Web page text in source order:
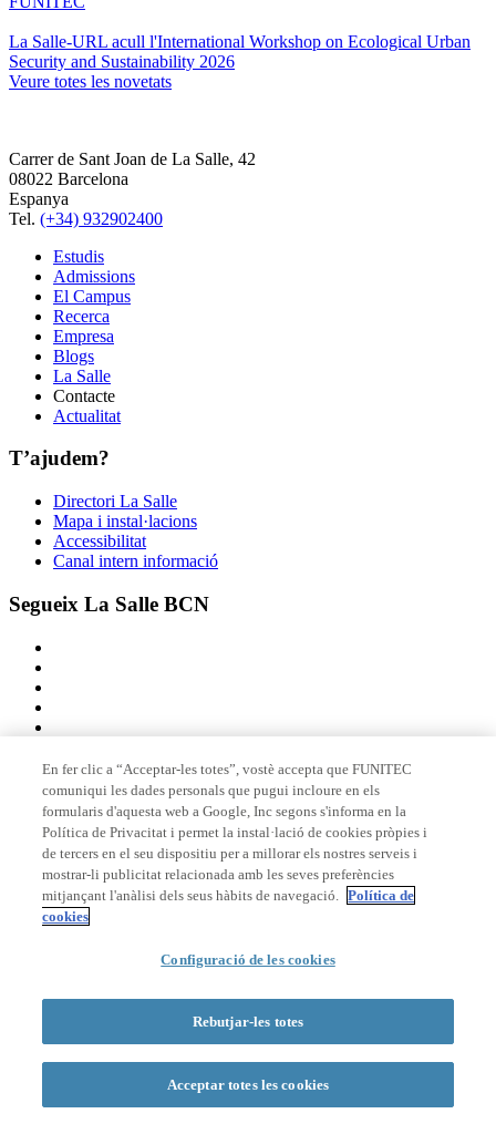
La Salle-URL acull l'International Workshop on Ecological Urban
Security and Sustainability 2026
Veure totes les novetats
Carrer de Sant Joan de La Salle, 42
08022 Barcelona
Espanya
Tel. (+34) 932902400
Estudis
Admissions
El Campus
Recerca
Empresa
Blogs
La Salle
Contacte
Actualitat
T’ajudem?
Directori La Salle
Mapa i instal·lacions
Accessibilitat
Canal intern informació
Segueix La Salle BCN
Membre de
Acreditacions
© 2026 La Salle Campus Barcelona - URL |Avís legal
Formulari de cerca
En fer clic a “Acceptar-les totes”, vostè accepta que FUNITEC
comuniqui les dades personals que pugui incloure en els
formularis d'aquesta web a Google, Inc segons s'informa en la
Política de Privacitat i permet la instal·lació de cookies pròpies i
de tercers en el seu dispositiu per a millorar els nostres serveis i
mostrar-li publicitat relacionada amb les seves preferències
mitjançant l'anàlisi dels seus hàbits de navegació. Política de
cookies
Configuració de les cookies
Rebutjar-les totes
Acceptar totes les cookies